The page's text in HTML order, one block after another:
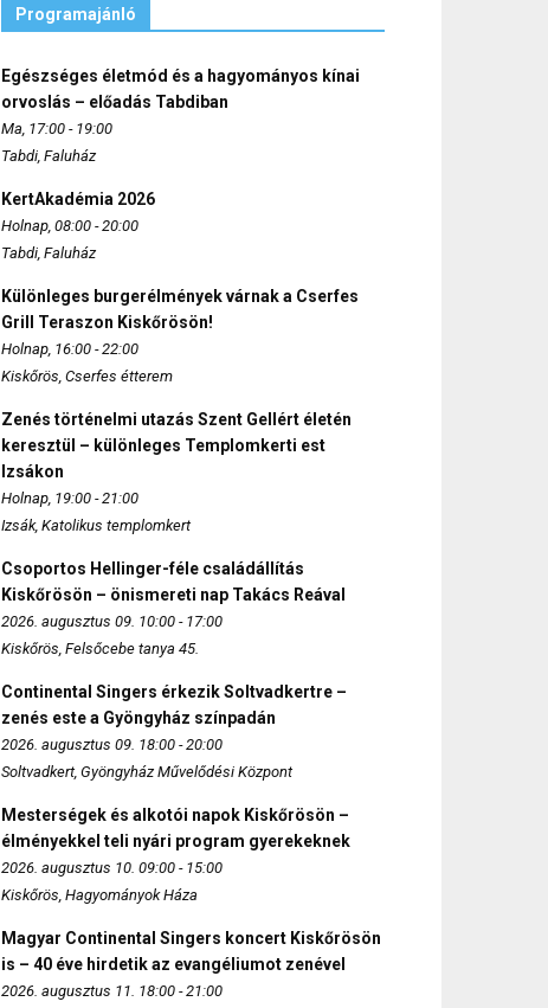
Programajánló
Egészséges életmód és a hagyományos kínai
orvoslás – előadás Tabdiban
Ma, 17:00 - 19:00
Tabdi, Faluház
KertAkadémia 2026
Holnap, 08:00 - 20:00
Tabdi, Faluház
Különleges burgerélmények várnak a Cserfes
Grill Teraszon Kiskőrösön!
Holnap, 16:00 - 22:00
Kiskőrös, Cserfes étterem
Zenés történelmi utazás Szent Gellért életén
keresztül – különleges Templomkerti est
Izsákon
Holnap, 19:00 - 21:00
Izsák, Katolikus templomkert
Csoportos Hellinger-féle családállítás
Kiskőrösön – önismereti nap Takács Reával
2026. augusztus 09. 10:00 - 17:00
Kiskőrös, Felsőcebe tanya 45.
Continental Singers érkezik Soltvadkertre –
zenés este a Gyöngyház színpadán
2026. augusztus 09. 18:00 - 20:00
Soltvadkert, Gyöngyház Művelődési Központ
Mesterségek és alkotói napok Kiskőrösön –
élményekkel teli nyári program gyerekeknek
2026. augusztus 10. 09:00 - 15:00
Kiskőrös, Hagyományok Háza
Magyar Continental Singers koncert Kiskőrösön
is – 40 éve hirdetik az evangéliumot zenével
2026. augusztus 11. 18:00 - 21:00